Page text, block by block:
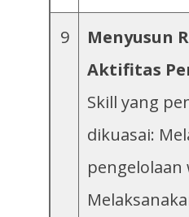
9
Menyusun
Aktifitas
Skill yang
dikuasai:
pengelolaan